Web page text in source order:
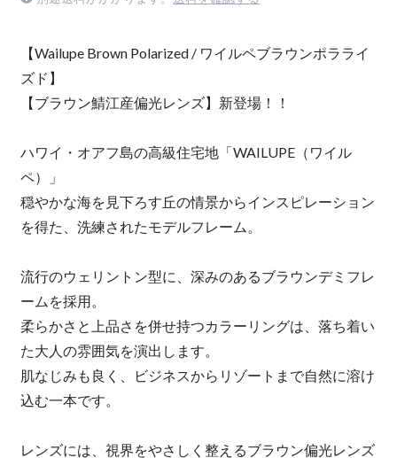
【Wailupe Brown Polarized / ワイルペブラウンポラライ
ズド】
【ブラウン鯖江産偏光レンズ】新登場！！
ハワイ・オアフ島の高級住宅地「WAILUPE（ワイル
ペ）」
穏やかな海を見下ろす丘の情景からインスピレーション
を得た、洗練されたモデルフレーム。
流行のウェリントン型に、深みのあるブラウンデミフレ
ームを採用。
柔らかさと上品さを併せ持つカラーリングは、落ち着い
た大人の雰囲気を演出します。
肌なじみも良く、ビジネスからリゾートまで自然に溶け
込む一本です。
レンズには、視界をやさしく整えるブラウン偏光レンズ